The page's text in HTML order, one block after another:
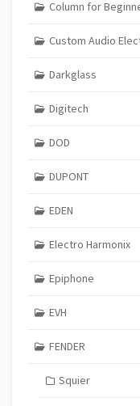
Column for
Custom Audio
Darkglass
Digitech
DOD
DUPONT
EDEN
Electro Harmonix
Epiphone
EVH
FENDER
Squier